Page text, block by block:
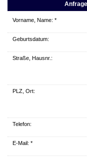
Vorname, Name: *
Geburts­datum:
Straße, Hausnr.:
PLZ, Ort:
Telefon:
E-Mail: *